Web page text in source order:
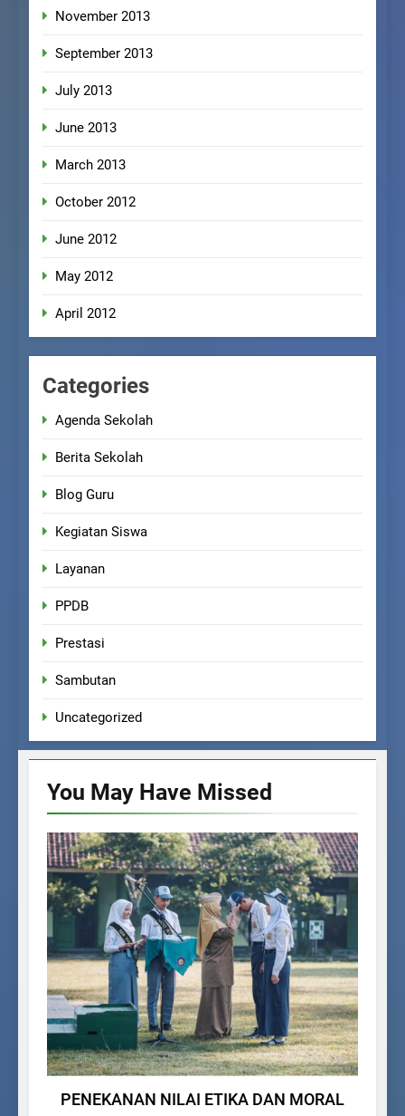
November 2013
September 2013
July 2013
June 2013
March 2013
October 2012
June 2012
May 2012
April 2012
Categories
Agenda Sekolah
Berita Sekolah
Blog Guru
Kegiatan Siswa
Layanan
PPDB
Prestasi
Sambutan
Uncategorized
You May Have Missed
AGENDA SEKOLAH
PENEKANAN NILAI ETIKA DAN MORAL